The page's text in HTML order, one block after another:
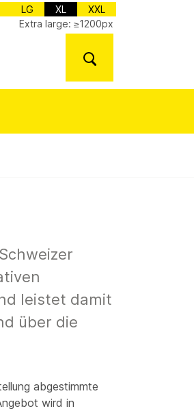
LG XL
XXL
Extra large: ≥1200px
leistet damit
über die
abgestimmte
wird in